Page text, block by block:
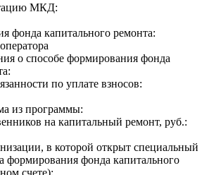
МКД:
фонда капитального ремонта:
о способе формирования фонда
по уплате взносов:
из программы:
на капитальный ремонт, руб.:
в которой открыт специальный
формирования фонда капитального
счете):